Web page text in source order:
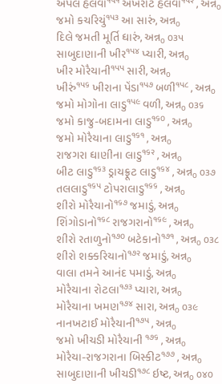
એપલ હલવો અખરોટ હલવો , અન્ન૦
જમો કચરિયું૧૫૩ આ સારું, અન્ન૦
દિલે જમતી મૂર્તિ ધારું, અન્ન૦ ૦૩૫
સાબુદાણાની ખીર૧૫૪ પ્યારી, અન્ન૦
ખીર મોરૈયાની૧૫૫ સારી, અન્ન૦
ખીરું૧૫૬ ખીરાના પેંડા૧૫૭ બળી૧૫૮ , અન્ન૦
જમોમોગોના લાડુ૧૫૯ વળી, અન્ન૦ ૦૩૬
જમો કાજુ-બદામના લાડુ૧૬૦ , અન્ન૦
જમોમોરૈયાના લાડુ૧૬૧ , અન્ન૦
રાજગરા ધાણીના લાડુ૧૬૨ , અન્ન૦
બીટ લાડુ૧૬૩ ડ્રાયફ્રૂટ લાડુ૧૬૪ , અન્ન૦ ૦૩૭
તલલાડુ૧૬૫ ટોપરાલાડુ૧૬૬ , અન્ન૦
શીરો મોરૈયાનો૧૬૭ જમાડું, અન્ન૦
શિંગોડાનો૧૬૮ રાજગરાનો૧૬૯ , અન્ન૦
શીરો રતાળુનો૧૭૦ બટેકાનો૧૭૧ , અન્ન૦ ૦૩૮
શીરો શક્કરિયાનો૧૭૨ જમાડું, અન્ન૦
વાલા તમને આનંદ પમાડું, અન્ન૦
મોરૈયાના રોટલા૧૭૩ પ્યારા, અન્ન૦
મોરૈયાના ખમણ૧૭૪ સારા, અન્ન૦ ૦૩૯
નાનખટાઈ મોરૈયાની૧૭૫ , અન્ન૦
જમોખીચડી મોરૈયાની ૧૭૬ , અન્ન૦
મોરૈયા-રાજગરાના બિસ્કીટ૧૭૭ , અન્ન૦
સાબુદાણાની ખીચડી૧૭૮ ઇષ્ટ, અન્ન૦ ૦૪૦